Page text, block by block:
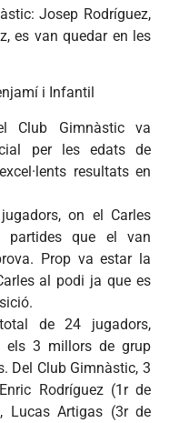
Josep Rodríguez,
es van quedar en les
i Infantil
Club Gimnàstic va
per les edats de
resultats en
on el Carles
partides que el van
Prop va estar la
al podi ja que es
de 24 jugadors,
3 millors de grup
Del Club Gimnàstic, 3
Rodríguez (1r de
Lucas Artigas (3r de